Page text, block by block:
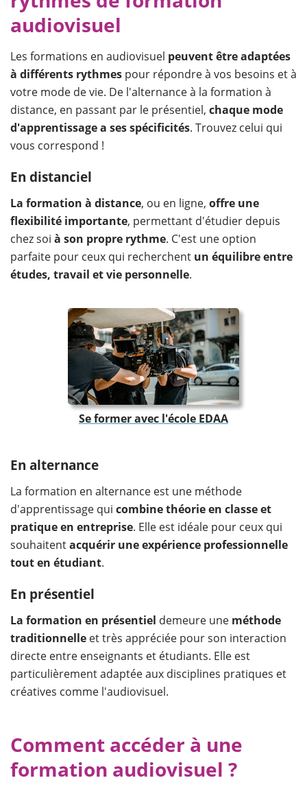
audiovisuel
Les formations en audiovisuel peuvent être adaptées
à différents rythmes pour répondre à vos besoins et à
votre mode de vie. De l'alternance à la formation à
distance, en passant par le présentiel, chaque mode
d'apprentissage a ses spécificités. Trouvez celui qui
vous correspond !
En distanciel
La formation à distance, ou en ligne, offre une
flexibilité importante, permettant d'étudier depuis
chez soi à son propre rythme. C'est une option
parfaite pour ceux qui recherchent un équilibre entre
études, travail et vie personnelle.
Se former avec l'école EDAA
En alternance
La formation en alternance est une méthode
d'apprentissage qui combine théorie en classe et
pratique en entreprise. Elle est idéale pour ceux qui
souhaitentacquérir une expérience professionnelle
tout en étudiant.
En présentiel
La formation en présentiel demeure une méthode
traditionnelle et très appréciée pour son interaction
directe entre enseignants et étudiants. Elle est
particulièrement adaptée aux disciplines pratiques et
créatives comme l'audiovisuel.
Comment accéder à une
formation audiovisuel ?